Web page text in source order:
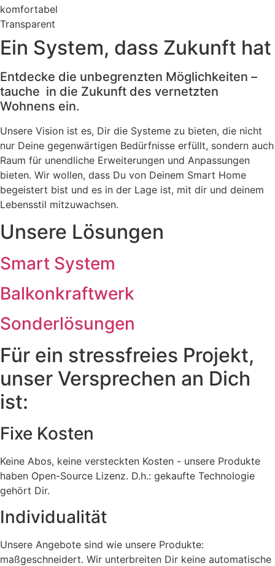
komfortabel
Transparent
Ein System, dass Zukunft hat
Entdecke die unbegrenzten Möglichkeiten –
tauche in die Zukunft des vernetzten
Wohnens ein.
Unsere Vision ist es, Dir die Systeme zu bieten, die nicht
nur Deine gegenwärtigen Bedürfnisse erfüllt, sondern auch
Raum für unendliche Erweiterungen und Anpassungen
bieten. Wir wollen, dass Du von Deinem Smart Home
begeistert bist und es in der Lage ist, mit dir und deinem
Lebensstil mitzuwachsen.
Unsere Lösungen
Smart System
Balkonkraftwerk
Sonderlösungen
Für ein stressfreies Projekt,
unser Versprechen an Dich
ist:
Fixe Kosten
Keine Abos, keine versteckten Kosten - unsere Produkte
haben Open-Source Lizenz. D.h.: gekaufte Technologie
gehört Dir.
Individualität
Unsere Angebote sind wie unsere Produkte:
maßgeschneidert. Wir unterbreiten Dir keine automatische